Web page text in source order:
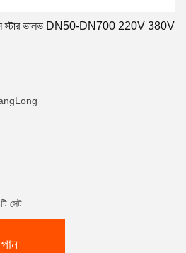
স্টার ভালভ DN50-DN700 220V 380V
সেট